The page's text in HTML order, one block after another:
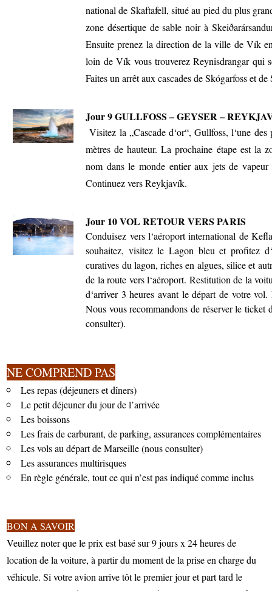
national de Skaftafell, situé au pied du plus
zone désertique de sable noir à
Ensuite prenez la direction de la ville de Vík
loin de Vík vous trouverez Reynisdrangar qui
Faites un arrêt aux cascades de Skógarfoss et de
Jour 9GULLFOSS – GEYSER –
Visitez la „Cascade d‘or“, Gullfoss, l‘une
mètres de hauteur. La prochaine étape est la
nom dans le monde entier aux jets de
Continuez vers Reykjavík.
Jour 10 VOL RETOUR VERS PARIS
Conduisez vers l‘aéroport international de
souhaitez, visitez le Lagon bleu et profitez
curatives du lagon, riches en algues, silice et
de la route vers l‘aéroport. Restitution de la
d‘arriver 3 heures avant le départ de votre
Nous vous recommandons de réserver le ticket
consulter).
NE COMPREND PAS
Les repas (déjeuners et dîners)
Le petit déjeuner du jour de l’arrivée
Les boissons
Les frais de carburant, de parking, assurances complémentaires
Les vols au départ de Marseille (nous consulter)
Les assurances multirisques
En règle générale, tout ce qui n’est pas indiqué comme inclus
BON A SAVOIR
Veuillez noter que le prix est basé sur 9 jours x 24 heures de
location de la voiture, à partir du moment de la prise en charge du
véhicule. Si votre avion arrive tôt le premier jour et part tard le